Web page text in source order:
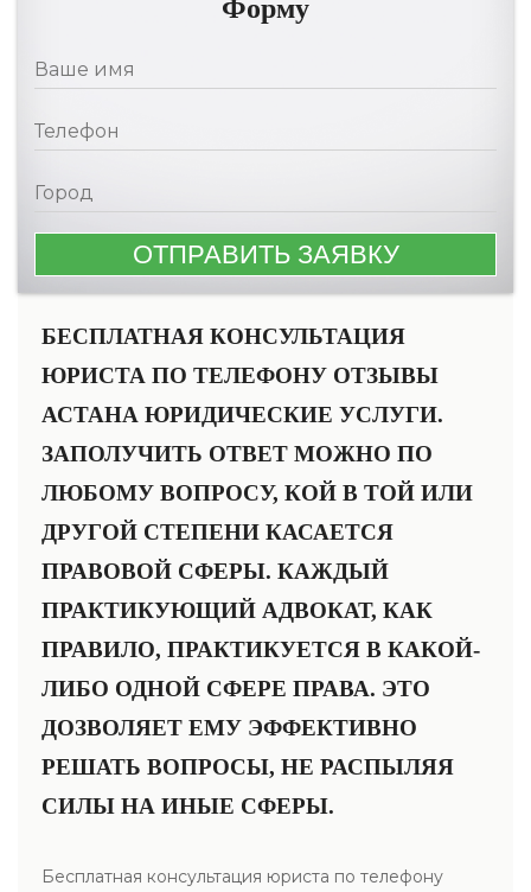
Форму
БЕСПЛАТНАЯ КОНСУЛЬТАЦИЯ
ЮРИСТА ПО ТЕЛЕФОНУ ОТЗЫВЫ
АСТАНА ЮРИДИЧЕСКИЕ УСЛУГИ.
ЗАПОЛУЧИТЬ ОТВЕТ МОЖНО ПО
ЛЮБОМУ ВОПРОСУ, КОЙ В ТОЙ ИЛИ
ДРУГОЙ СТЕПЕНИ КАСАЕТСЯ
ПРАВОВОЙ СФЕРЫ. КАЖДЫЙ
ПРАКТИКУЮЩИЙ АДВОКАТ, КАК
ПРАВИЛО, ПРАКТИКУЕТСЯ В КАКОЙ-
ЛИБО ОДНОЙ СФЕРЕ ПРАВА. ЭТО
ДОЗВОЛЯЕТ ЕМУ ЭФФЕКТИВНО
РЕШАТЬ ВОПРОСЫ, НЕ РАСПЫЛЯЯ
СИЛЫ НА ИНЫЕ СФЕРЫ.
Бесплатная консультация юриста по телефону